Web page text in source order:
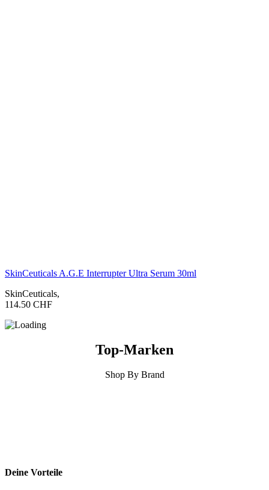
SkinCeuticals A.G.E Interrupter Ultra Serum 30ml
SkinCeuticals,
114.50 CHF
Top-Marken
Shop By Brand
Deine Vorteile